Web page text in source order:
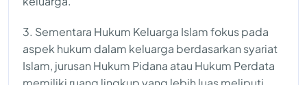
3. Sementara Hukum Keluarga Islam fokus pada
aspek hukum dalam keluarga berdasarkan syariat
Islam, jurusan Hukum Pidana atau Hukum Perdata